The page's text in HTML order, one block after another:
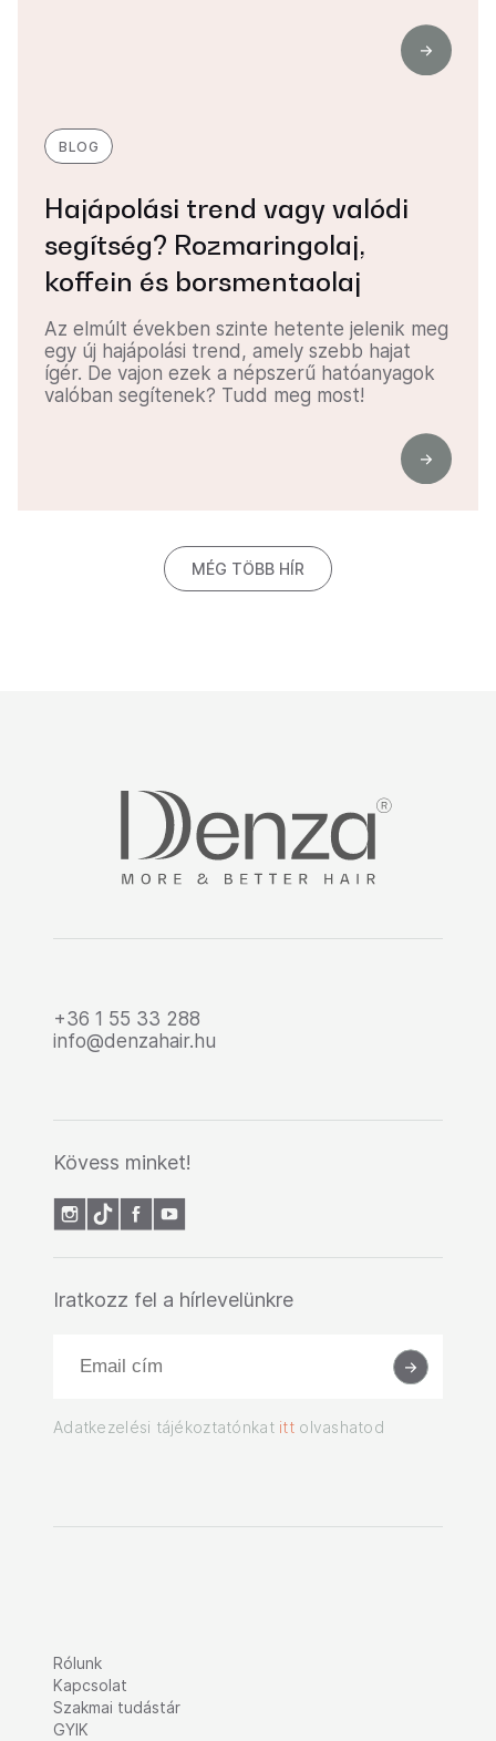
BLOG
Hajápolási trend vagy valódi
segítség? Rozmaringolaj,
koffein és borsmentaolaj
Az elmúlt években szinte hetente jelenik meg
egy új hajápolási trend, amely szebb hajat
ígér. De vajon ezek a népszerű hatóanyagok
valóban segítenek? Tudd meg most!
MÉG TÖBB HÍR
+36 1 55 33 288
info@denzahair.hu
Kövess minket!
Iratkozz fel a hírlevelünkre
Adatkezelési tájékoztatónkat ittolvashatod
Rólunk
Kapcsolat
Szakmai tudástár
GYIK